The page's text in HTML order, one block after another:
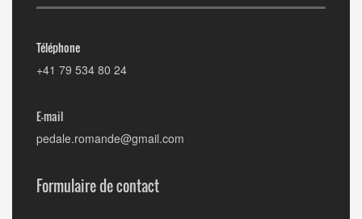
Téléphone
+41 79 534 80 24
E-mail
pedale.romande@gmail.com
Formulaire de contact